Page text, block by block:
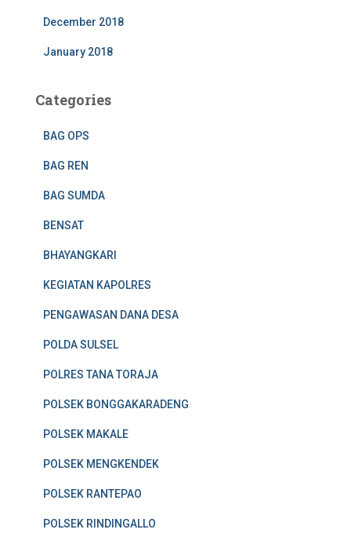
December 2018
January 2018
Categories
BAG OPS
BAG REN
BAG SUMDA
BENSAT
BHAYANGKARI
KEGIATAN KAPOLRES
PENGAWASAN DANA DESA
POLDA SULSEL
POLRES TANA TORAJA
POLSEK BONGGAKARADENG
POLSEK MAKALE
POLSEK MENGKENDEK
POLSEK RANTEPAO
POLSEK RINDINGALLO